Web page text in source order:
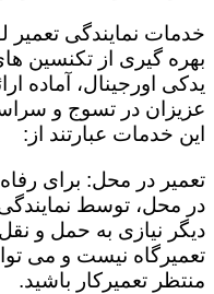
خدمات نمایندگی تعمیر
بهره گیری از تکنسین
یدکی اورجینال، آماده
عزیزان در تسوج و
این خدمات عبارتند از:
تعمیر در محل: برای
در محل، توسط
دیگر نیازی به حمل و
تعمیرگاه نیست و می
منتظر تعمیرکار باشید.